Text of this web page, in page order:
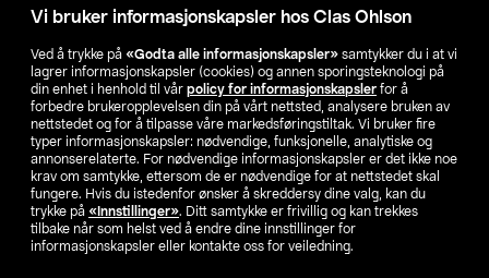
Vi bruker informasjonskapsler hos Clas Ohlson
Ved å trykke på «Godta alle informasjonskapsler» samtykker du i at vi
lagrer informasjonskapsler (cookies) og annen sporingsteknologi på
din enhet i henhold til vår policy for informasjonskapsler for å
forbedre brukeropplevelsen din på vårt nettsted, analysere bruken av
nettstedet og for å tilpasse våre markedsføringstiltak. Vi bruker fire
typer informasjonskapsler: nødvendige, funksjonelle, analytiske og
annonserelaterte. For nødvendige informasjonskapsler er det ikke noe
krav om samtykke, ettersom de er nødvendige for at nettstedet skal
fungere. Hvis du istedenfor ønsker å skreddersy dine valg, kan du
trykke på «Innstillinger». Ditt samtykke er frivillig og kan trekkes
tilbake når som helst ved å endre dine innstillinger for
informasjonskapsler eller kontakte oss for veiledning.
Aktuelt
Våre selskaper
Finn din butikk
SE NO FI